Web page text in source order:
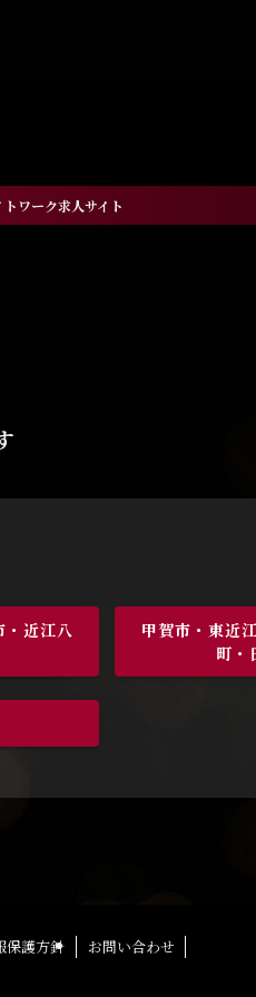
ワーク求人サイト
・近江八
甲賀市・東近
町・
保護方針 お問い合わせ